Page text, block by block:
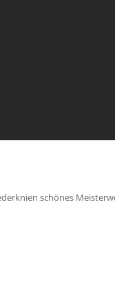
schönes